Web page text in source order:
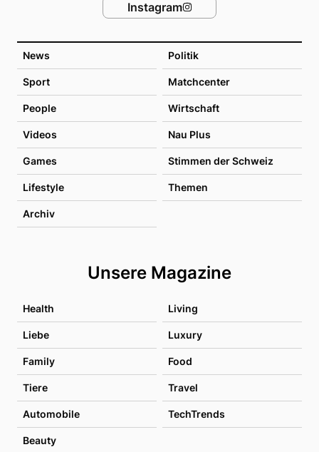
News Politik
Sport Matchcenter
People Wirtschaft
Videos Nau Plus
Games Stimmen der Schweiz
Lifestyle Themen
Archiv
Unsere Magazine
Health Living
Liebe Luxury
Family Food
Tiere Travel
Automobile TechTrends
Beauty
Instagram